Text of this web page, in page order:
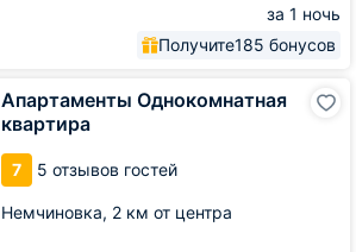
за 1 ночь
Получите185 бонусов
Апартаменты Однокомнатная
квартира
7 5 отзывов гостей
Немчиновка, 2 км от центра